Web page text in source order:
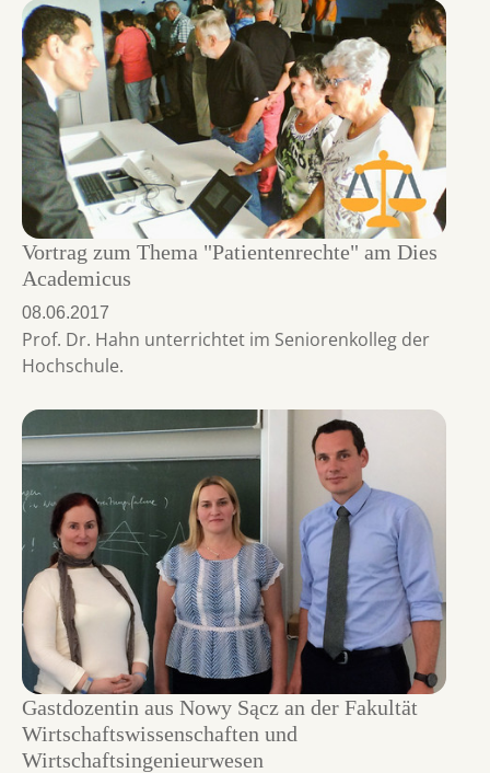
Vortrag zum Thema "Patientenrechte" am Dies
Academicus
08.06.2017
Prof. Dr. Hahn unterrichtet im Seniorenkolleg der
Hochschule.
Gastdozentin aus Nowy Sącz an der Fakultät
Wirtschaftswissenschaften und
Wirtschaftsingenieurwesen